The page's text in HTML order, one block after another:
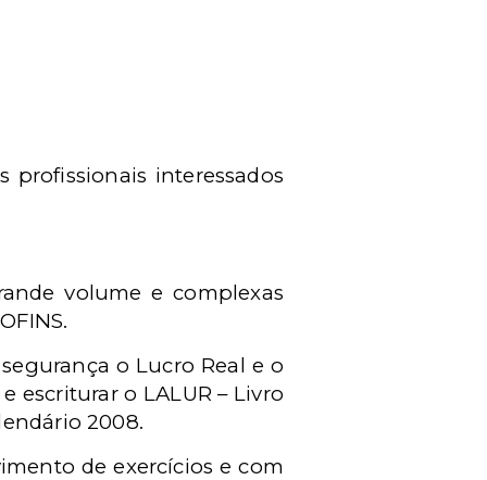
profissionais interessados
volume e complexas
o Lucro Real e o
escriturar o LALUR – Livro
2008.
de exercícios e com